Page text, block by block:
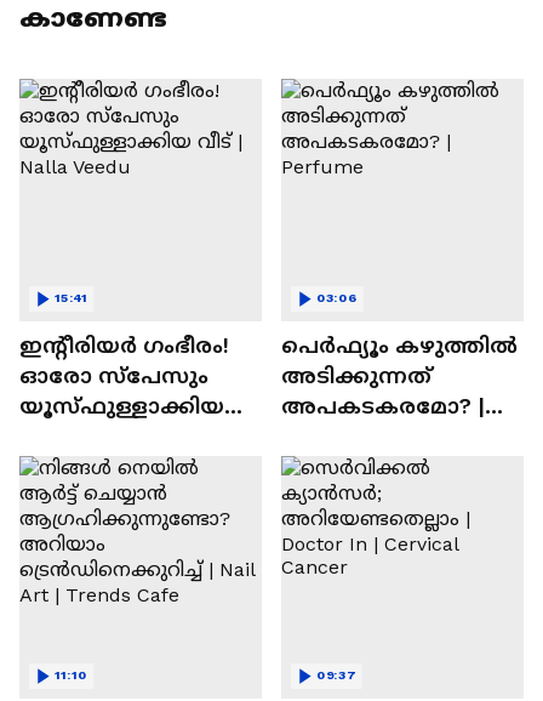
കാണേണ്ട
ഇന്റീരിയർ ഗംഭീരം!
ഓരോ സ്‌പേസും
യൂസ്ഫുള്ളാക്കിയ
15:41
പെർഫ്യൂം കഴുത്തിൽ
അടിക്കുന്നത്
അപകടകരമോ? |
03:06
11:10 09:37